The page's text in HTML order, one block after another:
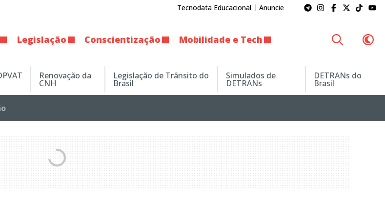
Tecnodata Educacional Anuncie
Legislação Conscientização Mobilidade e Tech
Renovação da
CNH
Legislação de Trânsito do
Brasil
Simulados de
DETRANs
DETRANs do
Brasil